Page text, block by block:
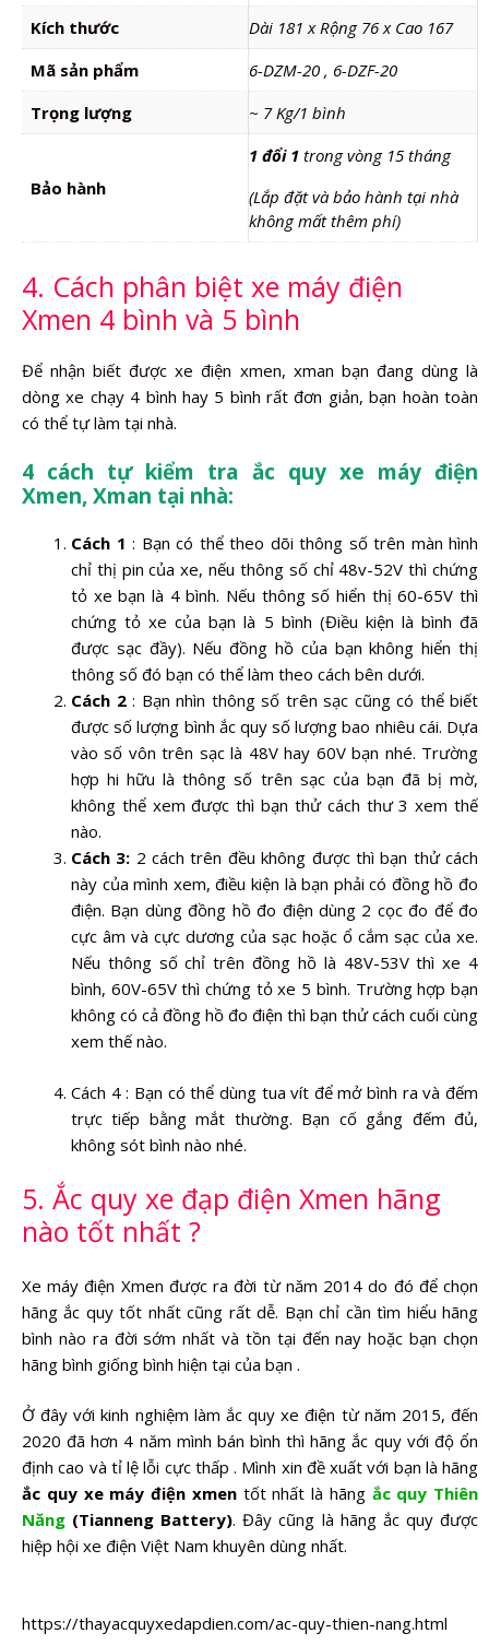
Kích thước
Dài 181 x Rộng 76 x Cao 167
Mã sản phẩm
6-DZM-20 , 6-DZF-20
Trọng lượng
~ 7 Kg/1 bình
Bảo hành
1 đổi 1 trong vòng 15 tháng
(Lắp đặt và bảo hành tại nhà
không mất thêm phí)
4. Cách phân biệt xe máy điện
Xmen 4 bình và 5 bình
Để nhận biết được xe điện xmen, xman bạn đang dùng là
dòng xe chạy 4 bình hay 5 bình rất đơn giản, bạn hoàn toàn
có thể tự làm tại nhà.
4 cách tự kiểm tra ắc quy xe máy điện
Xmen, Xman tại nhà:
Cách 1 : Bạn có thể theo dõi thông số trên màn hình
chỉ thị pin của xe, nếu thông số chỉ 48v-52V thì chứng
tỏ xe bạn là 4 bình. Nếu thông số hiển thị 60-65V thì
chứng tỏ xe của bạn là 5 bình (Điều kiện là bình đã
được sạc đầy). Nếu đồng hồ của bạn không hiển thị
thông số đó bạn có thể làm theo cách bên dưới.
Cách 2: Bạn nhìn thông số trên sạc cũng có thể biết
được số lượng bình ắc quy số lượng bao nhiêu cái. Dựa
vào số vôn trên sạc là 48V hay 60V bạn nhé. Trường
hợp hi hữu là thông số trên sạc của bạn đã bị mờ,
không thể xem được thì bạn thử cách thư 3 xem thế
nào.
Cách 3: 2 cách trên đều không được thì bạn thử cách
này của mình xem, điều kiện là bạn phải có đồng hồ đo
điện. Bạn dùng đồng hồ đo điện dùng 2 cọc đo để đo
cực âm và cực dương của sạc hoặc ổ cắm sạc của xe.
Nếu thông số chỉ trên đồng hồ là 48V-53V thì xe 4
bình, 60V-65V thì chứng tỏ xe 5 bình. Trường hợp bạn
không có cả đồng hồ đo điện thì bạn thử cách cuối cùng
xem thế nào.
Cách 4 : Bạn có thể dùng tua vít để mở bình ra và đếm
trực tiếp bằng mắt thường. Bạn cố gắng đếm đủ,
không sót bình nào nhé.
5. Ắc quy xe đạp điện Xmen hãng
nào tốt nhất ?
Xe máy điện Xmen được ra đời từ năm 2014 do đó để chọn
hãng ắc quy tốt nhất cũng rất dễ. Bạn chỉ cần tìm hiểu hãng
bình nào ra đời sớm nhất và tồn tại đến nay hoặc bạn chọn
hãng bình giống bình hiện tại của bạn .
Ở đây với kinh nghiệm làm ắc quy xe điện từ năm 2015, đến
2020 đã hơn 4 năm mình bán bình thì hãng ắc quy với độ ổn
định cao và tỉ lệ lỗi cực thấp . Mình xin đề xuất với bạn là hãng
ắc quy xe máy điện xmentốt nhất là hãng ắc quy Thiên
Năng (Tianneng Battery). Đây cũng là hãng ắc quy được
hiệp hội xe điện Việt Nam khuyên dùng nhất.
https://thayacquyxedapdien.com/ac-quy-thien-nang.html